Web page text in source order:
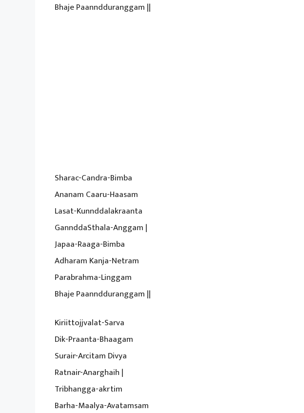
Bhaje Paanndduranggam ||
Sharac-Candra-Bimba
Ananam Caaru-Haasam
Lasat-Kunnddalakraanta
GannddaSthala-Anggam |
Japaa-Raaga-Bimba
Adharam Kanja-Netram
Parabrahma-Linggam
Bhaje Paanndduranggam ||
Kiriittojjvalat-Sarva
Dik-Praanta-Bhaagam
Surair-Arcitam Divya
Ratnair-Anarghaih |
Tribhangga-akrtim
Barha-Maalya-Avatamsam